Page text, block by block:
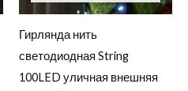
Гирлянда нить
светодиодная String
100LED уличная внешняя